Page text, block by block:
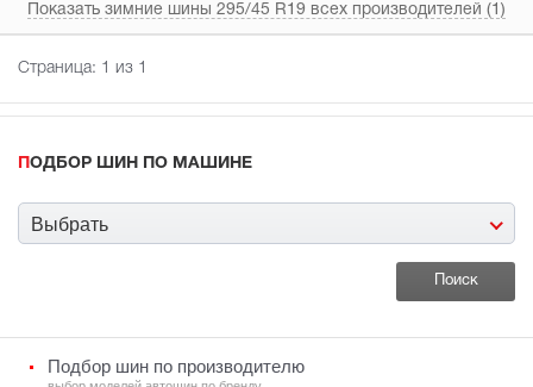
Показать зимние шины 295/45 R19 всех производителей (1)
Страница: 1 из 1
ПОДБОР ШИН ПО МАШИНЕ
Выбрать
Подбор шин по производителю